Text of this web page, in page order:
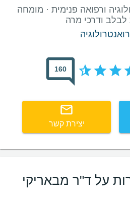
ורפואה פנימית · מומחה
ודרכי מרה
160
יצירת קשר
על ד"ר מבאריקי